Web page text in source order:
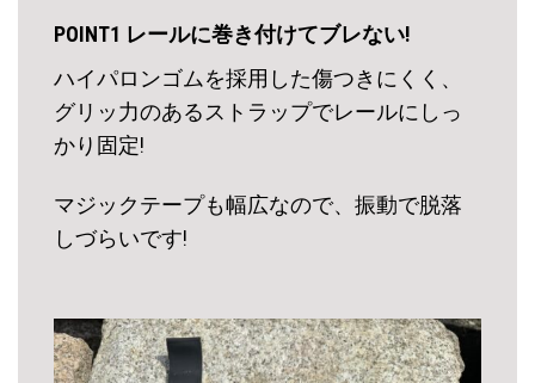
POINT1 レールに巻き付けてブレない!
ハイパロンゴムを採用した傷つきにくく、
グリッ力のあるストラップでレールにしっ
かり固定!
マジックテープも幅広なので、振動で脱落
しづらいです!